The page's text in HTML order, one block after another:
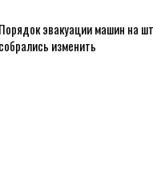
Порядок эвакуации машин на
собрались изменить